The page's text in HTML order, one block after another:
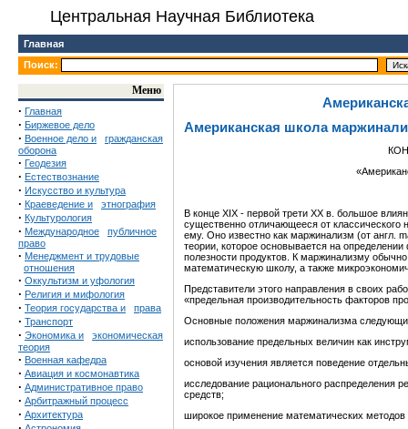
Центральная Научная Библиотека
Главная
Поиск:
Меню
· Главная
· Биржевое дело
· Военное дело и
гражданская
оборона
· Геодезия
· Естествознание
· Искусство и культура
· Краеведение и этнография
· Культурология
· Международное
публичное
право
· Менеджмент и трудовые
отношения
· Оккультизм и уфология
· Религия и мифология
· Теория государства и права
· Транспорт
· Экономика и
экономическая
теория
· Военная кафедра
· Авиация и космонавтика
· Административное право
· Арбитражный процесс
· Архитектура
Американская школа
В конце XIX - первой трети XX в. большое
существенно отличающееся от
ему. Оно известно как маржинализм (от англ.
теории, которое основывается на
полезности продуктов. К маржинализму
математическую школу, а также
Представители этого направления в своих
«предельная производительность факторов
Основные положения маржинализма
использование предельных величин как
основой изучения является поведение
исследование рационального распределения
средств;
широкое применение математических